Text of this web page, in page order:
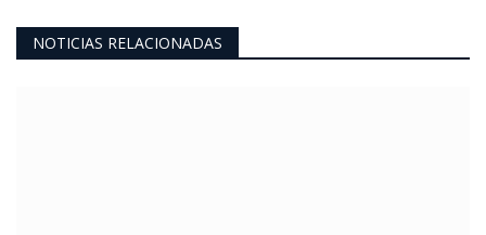
NOTICIAS RELACIONADAS